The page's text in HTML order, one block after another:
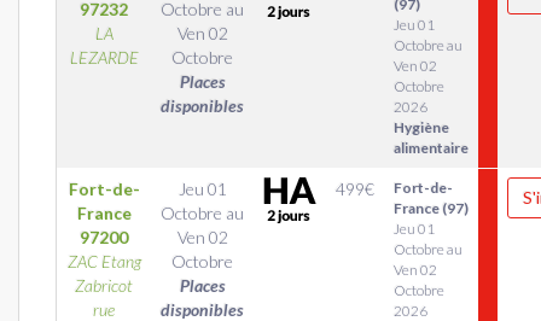
97232
LA
LEZARDE
Octobre au
Ven 02
Octobre
Places
disponibles
(97)
Jeu 01
Octobre au
Ven 02
Octobre
2026
Hygiène
alimentaire
Fort-de-
France
97200
ZAC Etang
Zabricot
rue
Jeu 01
Octobre au
Ven 02
Octobre
Places
disponibles
499€
Fort-de-
France (97)
Jeu 01
Octobre au
Ven 02
Octobre
2026